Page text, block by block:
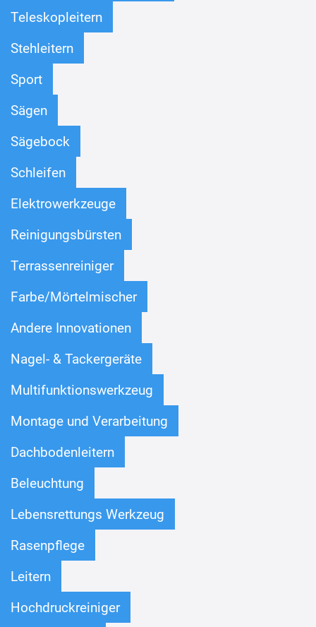
Teleskopleitern
Stehleitern
Sport
Sägen
Sägebock
Schleifen
Elektrowerkzeuge
Reinigungsbürsten
Terrassenreiniger
Farbe/Mörtelmischer
Andere Innovationen
Nagel- & Tackergeräte
Multifunktionswerkzeug
Montage und Verarbeitung
Dachbodenleitern
Beleuchtung
Lebensrettungs Werkzeug
Rasenpflege
Leitern
Hochdruckreiniger